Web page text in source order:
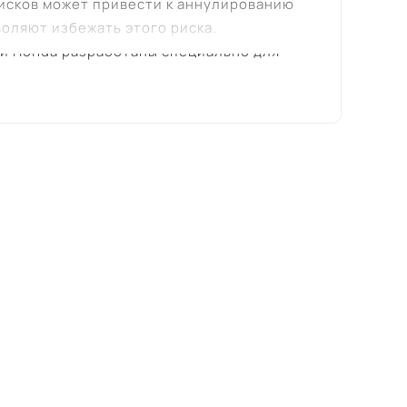
может привести к аннулированию
избежать этого риска.
Honda разработаны специально для
износ шин, а также защищает от
дисков (вылет, ширина,